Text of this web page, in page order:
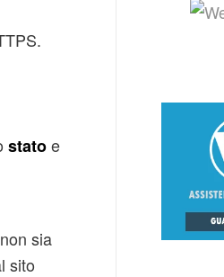
statoe
sia
sito